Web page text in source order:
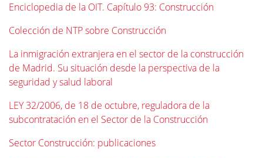
Enciclopedia de la OIT. Capítulo 93: Construcción
Colección de NTP sobre Construcción
La inmigración extranjera en el sector de la construcción
de Madrid. Su situación desde la perspectiva de la
seguridad y salud laboral
LEY 32/2006, de 18 de octubre, reguladora de la
subcontratación en el Sector de la Construcción
Sector Construcción: publicaciones